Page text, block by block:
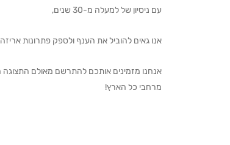
עם ניסיון של למעלה מ-30 שנים,
אנו גאים להוביל את הענף ולספק פתרונות
מרחבי כל הארץ!